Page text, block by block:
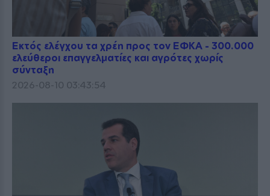
Εκτός ελέγχου τα χρέη προς τον ΕΦΚΑ - 300.000
ελεύθεροι επαγγελματίες και αγρότες χωρίς
σύνταξη
2026-08-10 03:43:54